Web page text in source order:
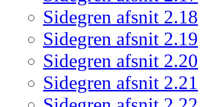
Sidegren afsnit 2.18
Sidegren afsnit 2.19
Sidegren afsnit 2.20
Sidegren afsnit 2.21